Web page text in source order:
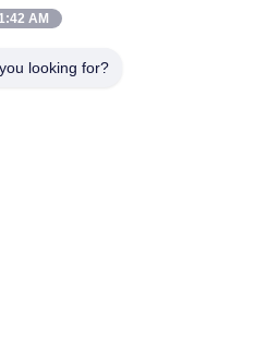
Visita A La Fábrica
Contacto
AM
looking for?